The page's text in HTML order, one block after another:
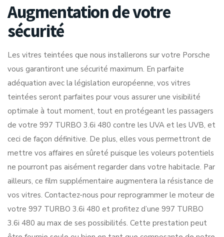
Augmentation de votre
sécurité
Les vitres teintées que nous installerons sur votre Porsche
vous garantiront une sécurité maximum. En parfaite
adéquation avec la législation européenne, vos vitres
teintées seront parfaites pour vous assurer une visibilité
optimale à tout moment, tout en protégeant les passagers
de votre 997 TURBO 3.6i 480 contre les UVA et les UVB, et
ceci de façon définitive. De plus, elles vous permettront de
mettre vos affaires en sûreté puisque les voleurs potentiels
ne pourront pas aisément regarder dans votre habitacle. Par
ailleurs, ce film supplémentaire augmentera la résistance de
vos vitres. Contactez-nous pour reprogrammer le moteur de
votre 997 TURBO 3.6i 480 et profitez d’une 997 TURBO
3.6i 480 au max de ses possibilités. Cette prestation peut